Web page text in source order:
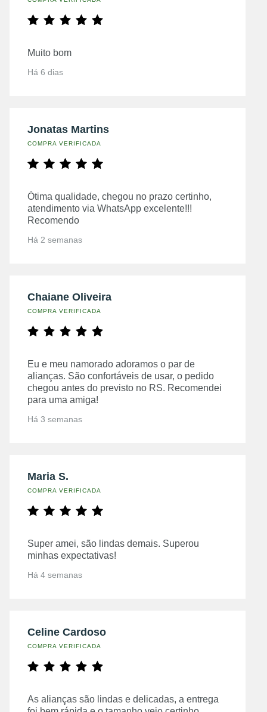
Muito bom
Há 6 dias
Jonatas Martins
COMPRA VERIFICADA
Ótima qualidade, chegou no prazo certinho,
atendimento via WhatsApp excelente!!!
Recomendo
Há 2 semanas
Chaiane Oliveira
COMPRA VERIFICADA
Eu e meu namorado adoramos o par de
alianças. São confortáveis de usar, o pedido
chegou antes do previsto no RS. Recomendei
para uma amiga!
Há 3 semanas
Maria S.
COMPRA VERIFICADA
Super amei, são lindas demais. Superou
minhas expectativas!
Há 4 semanas
Celine Cardoso
COMPRA VERIFICADA
As alianças são lindas e delicadas, a entrega